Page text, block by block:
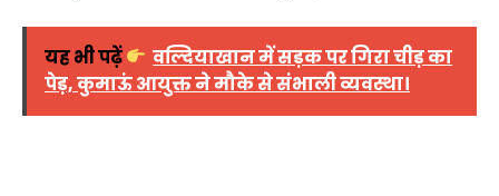
यह भी पढ़ें
वल्दियाखान में सड़क पर गिरा चीड़ का
पेड़, कुमाऊं आयुक्त ने मौके से संभाली व्यवस्था।